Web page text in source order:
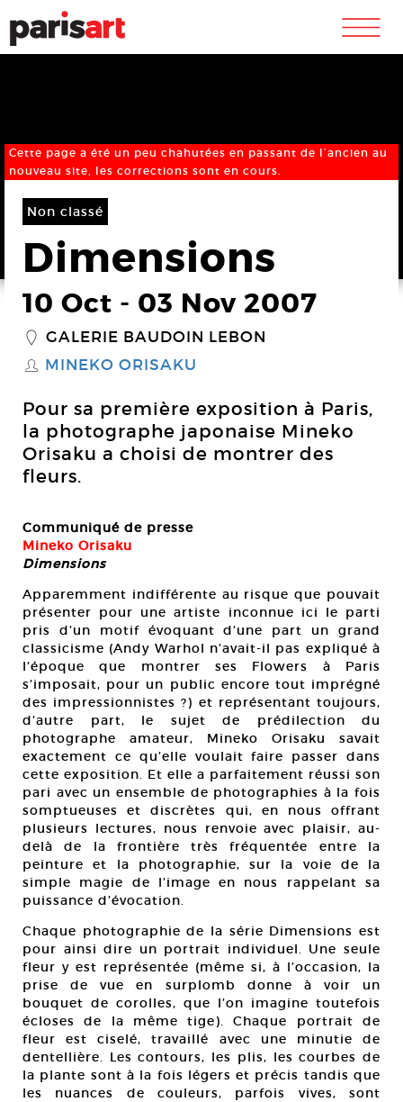
m
Cette page a été un peu chahutées en passant de l’ancien au
nouveau site, les corrections sont en cours.
Non classé
Dimensions
10 Oct - 03 Nov 2007
_ GALERIE BAUDOIN LEBON
S MINEKO ORISAKU
Pour sa première exposition à Paris,
la photographe japonaise Mineko
Orisaku a choisi de montrer des
fleurs.
Communiqué de presse
Mineko Orisaku
Dimensions
Apparemment indifférente au risque que pouvait
présenter pour une artiste inconnue ici le parti
pris d’un motif évoquant d’une part un grand
classicisme (Andy Warhol n’avait-il pas expliqué à
l’époque que montrer ses Flowers à Paris
s’imposait, pour un public encore tout imprégné
des impressionnistes ?) et représentant toujours,
d’autre part, le sujet de prédilection du
photographe amateur, Mineko Orisaku savait
exactement ce qu’elle voulait faire passer dans
cette exposition. Et elle a parfaitement réussi son
pari avec un ensemble de photographies à la fois
somptueuses et discrètes qui, en nous offrant
plusieurs lectures, nous renvoie avec plaisir, au-
delà de la frontière très fréquentée entre la
peinture et la photographie, sur la voie de la
simple magie de l’image en nous rappelant sa
puissance d’évocation.
Chaque photographie de la série Dimensions est
pour ainsi dire un portrait individuel. Une seule
fleur y est représentée (même si, à l’occasion, la
prise de vue en surplomb donne à voir un
bouquet de corolles, que l’on imagine toutefois
écloses de la même tige). Chaque portrait de
fleur est ciselé, travaillé avec une minutie de
dentellière. Les contours, les plis, les courbes de
la plante sont à la fois légers et précis tandis que
les nuances de couleurs, parfois vives, sont